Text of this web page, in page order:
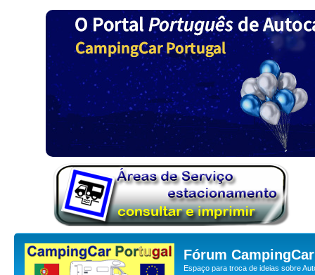
Fórum
Espaço para troca de ideias sobre